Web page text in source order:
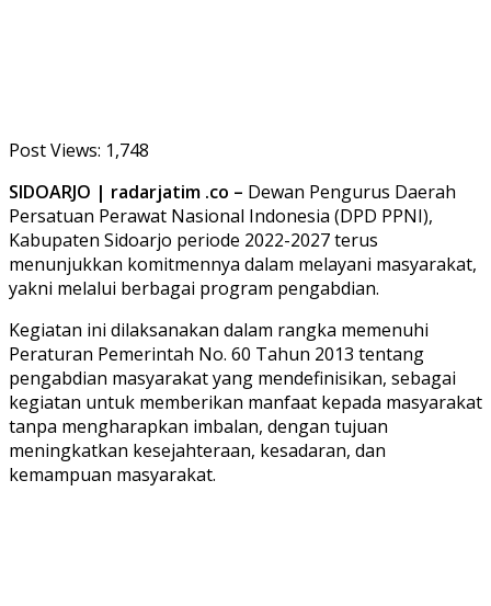
Post Views: 1,748
SIDOARJO | radarjatim .co – Dewan Pengurus Daerah
Persatuan Perawat Nasional Indonesia (DPD PPNI),
Kabupaten Sidoarjo periode 2022-2027 terus
menunjukkan komitmennya dalam melayani masyarakat,
yakni melalui berbagai program pengabdian.
Kegiatan ini dilaksanakan dalam rangka memenuhi
Peraturan Pemerintah No. 60 Tahun 2013 tentang
pengabdian masyarakat yang mendefinisikan, sebagai
kegiatan untuk memberikan manfaat kepada masyarakat
tanpa mengharapkan imbalan, dengan tujuan
meningkatkan kesejahteraan, kesadaran, dan
kemampuan masyarakat.